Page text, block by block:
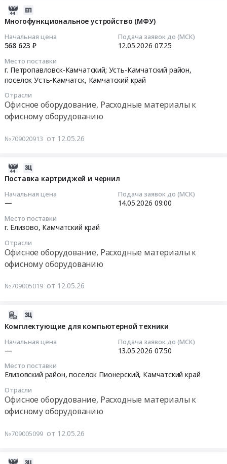
Многофункциональное устройство (МФУ)
Начальная цена
568 623 ₽
Подача заявок до (МСК)
12.05.2026 07:25
Место поставки
г. Петропавловск-Камчатский; Усть-Камчатский район,
поселок Усть-Камчатск, Камчатский край
Отрасли
Офисное оборудование, Расходные материалы к
офисному оборудованию
№709020913 от 12.05.26
Поставка картриджей и чернил
Начальная цена
—
Подача заявок до (МСК)
14.05.2026 09:00
Место поставки
г. Елизово, Камчатский край
Отрасли
Офисное оборудование, Расходные материалы к
офисному оборудованию
№709005019 от 12.05.26
Комплектующие для компьютерной техники
Начальная цена
—
Подача заявок до (МСК)
13.05.2026 07:50
Место поставки
Елизовский район, поселок Пионерский, Камчатский край
Отрасли
Офисное оборудование, Расходные материалы к
офисному оборудованию
№709005099 от 12.05.26